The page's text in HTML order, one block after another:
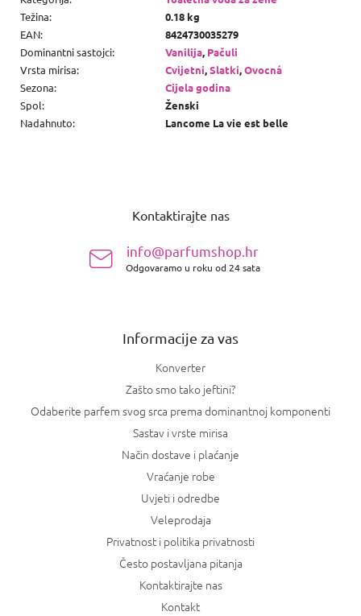
Težina:
0.18 kg
EAN:
8424730035279
Dominantni sastojci: Vanilija, Pačuli
Vrsta mirisa: Cvijetni,Slatki,Ovocná
Sezona:
Cijela godina
Spol:
Ženski
Nadahnuto: Lancome La vie est belle
Kontaktirajte nas
info@parfumshop.hr
Odgovaramo u roku od 24 sata
Informacije za vas
Konverter
Zašto smo tako jeftini?
Odaberite parfem svog srca prema dominantnoj komponenti
Sastav i vrste mirisa
Način dostave i plaćanje
Vraćanje robe
Uvjeti i odredbe
Veleprodaja
Privatnost i politika privatnosti
Često postavljana pitanja
Kontaktirajte nas
Kontakt